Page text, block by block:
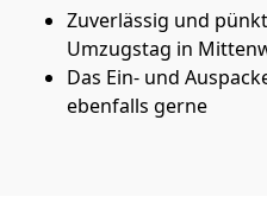
Zuverlässig und
Umzugstag in
Das Ein- und
ebenfalls gerne